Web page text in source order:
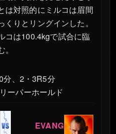
は対照的にミルコは眉間
りとリングインした。
コは100.4kgで試合に臨
。
分、2・3R5分
ーパーホールド
EVANG